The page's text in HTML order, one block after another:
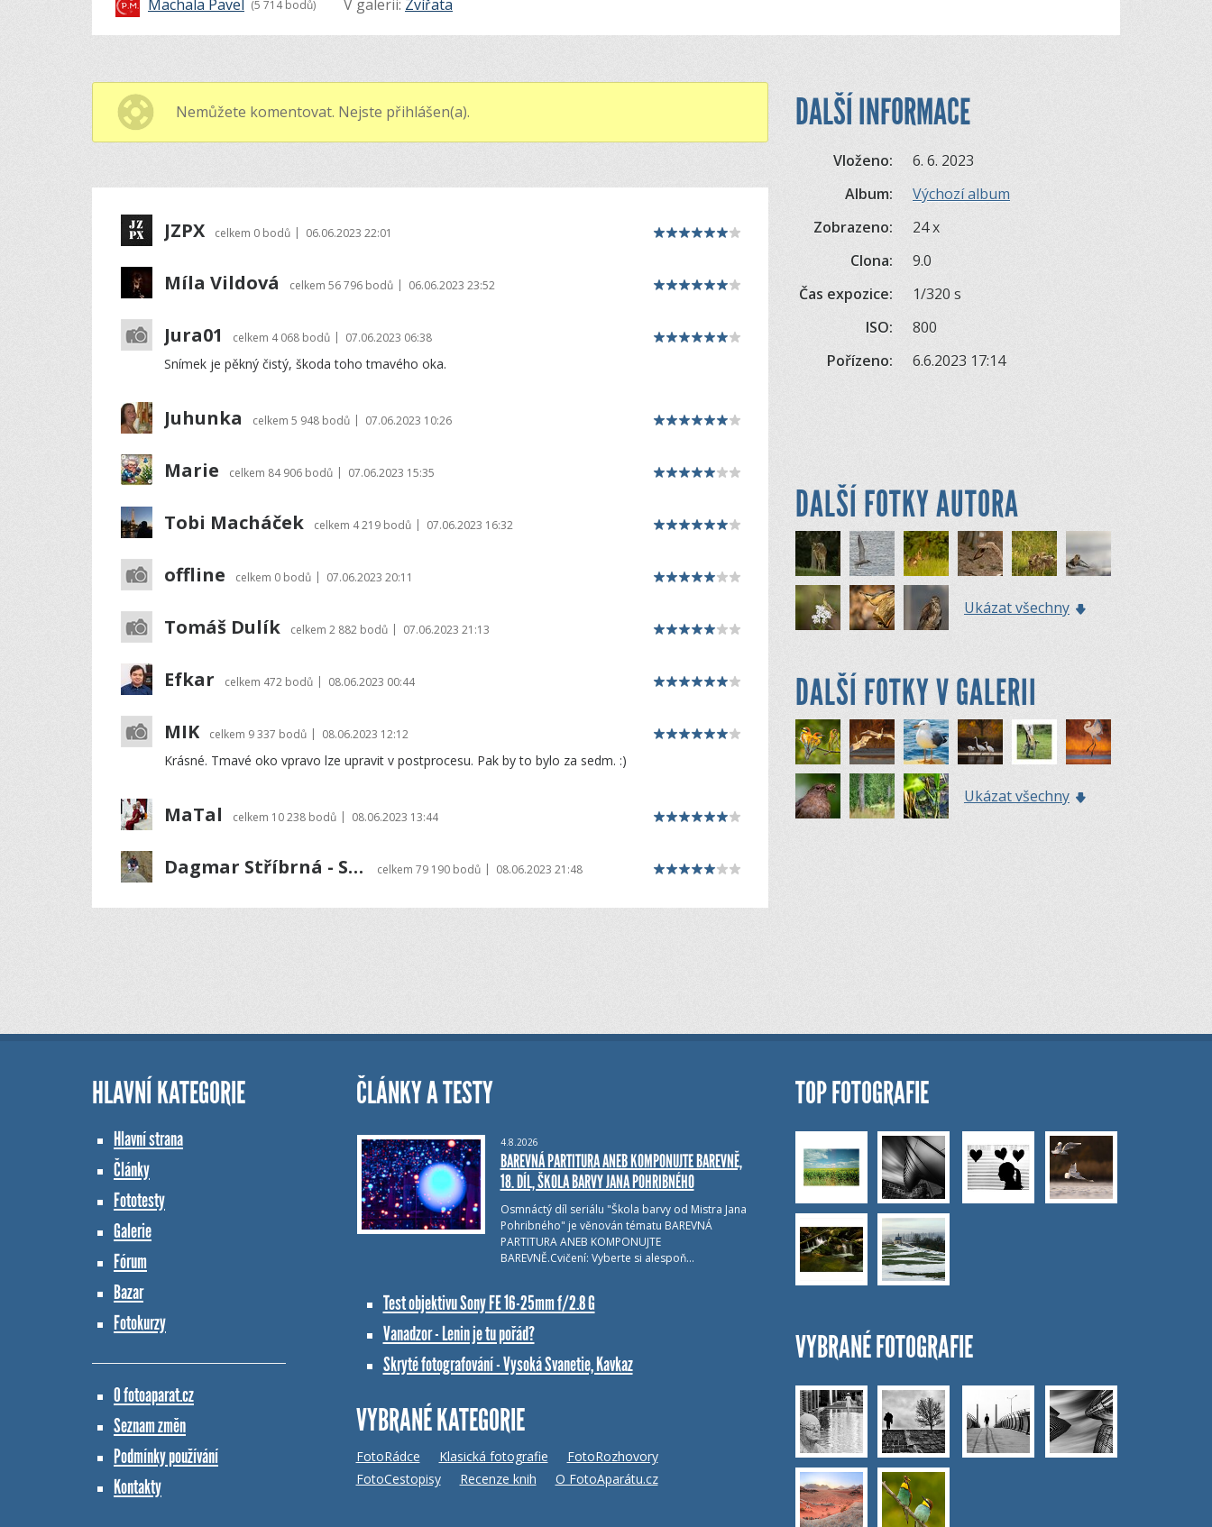
Machala Pavel (5 714 bodů) V galerii: Zvířata
Nemůžete komentovat. Nejste přihlášen(a).
JZPX celkem 0 bodů | 06.06.2023 22:01
Míla Vildová celkem 56 796 bodů | 06.06.2023 23:52
Jura01 celkem 4 068 bodů | 07.06.2023 06:38
Snímek je pěkný čistý, škoda toho tmavého oka.
Juhunka celkem 5 948 bodů | 07.06.2023 10:26
Marie celkem 84 906 bodů | 07.06.2023 15:35
Tobi Macháček celkem 4 219 bodů | 07.06.2023 16:32
offline celkem 0 bodů | 07.06.2023 20:11
Tomáš Dulík celkem 2 882 bodů | 07.06.2023 21:13
Efkar celkem 472 bodů | 08.06.2023 00:44
MIK celkem 9 337 bodů | 08.06.2023 12:12
Krásné. Tmavé oko vpravo lze upravit v postprocesu. Pak by to bylo za sedm. :)
MaTal celkem 10 238 bodů | 08.06.2023 13:44
Dagmar Stříbrná - Sharon celkem 79 190 bodů | 08.06.2023 21:48
DALŠÍ INFORMACE
Vloženo:
6. 6. 2023
Album:
Výchozí album
Zobrazeno:
24 x
Clona:
9.0
Čas expozice:
1/320 s
ISO:
800
Pořízeno:
6.6.2023 17:14
DALŠÍ FOTKY AUTORA
Ukázat všechny
DALŠÍ FOTKY V GALERII
Ukázat všechny
HLAVNÍ KATEGORIE
Hlavní strana
Články
Fototesty
Galerie
Fórum
Bazar
Fotokurzy
O fotoaparat.cz
Seznam změn
Podmínky používání
Kontakty
ČLÁNKY A TESTY
4.8.2026
BAREVNÁ PARTITURA ANEB KOMPONUJTE BAREVNĚ,
18. DÍL, ŠKOLA BARVY JANA POHRIBNÉHO
Osmnáctý díl seriálu "Škola barvy od Mistra Jana
Pohribného" je věnován tématu BAREVNÁ
PARTITURA ANEB KOMPONUJTE
BAREVNĚ.Cvičení: Vyberte si alespoň…
Test objektivu Sony FE 16-25mm f/2.8 G
Vanadzor - Lenin je tu pořád?
Skryté fotografování - Vysoká Svanetie, Kavkaz
VYBRANÉ KATEGORIE
FotoRádce Klasická fotografie
FotoRozhovory
FotoCestopisy
Recenze knih O FotoAparátu.cz
TOP FOTOGRAFIE
VYBRANÉ FOTOGRAFIE